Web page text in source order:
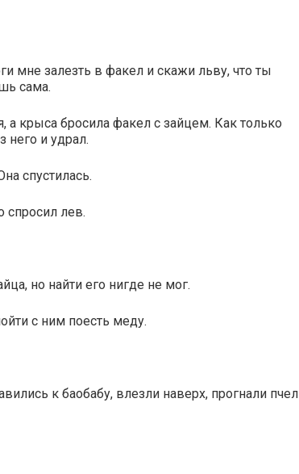
мне залезть в факел и скажи льву, что ты
сама.
а крыса бросила факел с зайцем. Как только
него и удрал.
спустилась.
спросил лев.
но найти его нигде не мог.
с ним поесть меду.
к баобабу, влезли наверх, прогнали пчел